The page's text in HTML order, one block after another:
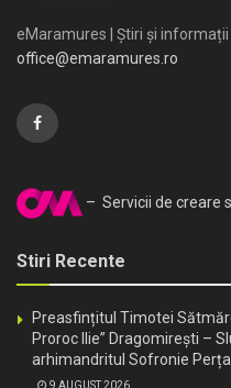
eMaramures | Știri și informații
office@emaramures.ro
– Servicii de creare
Stiri Recente
Preasfințitul Timotei
Proroc Ilie” Dragomirești –
arhimandritul Sofronie Perța
9 AUGUST 2026